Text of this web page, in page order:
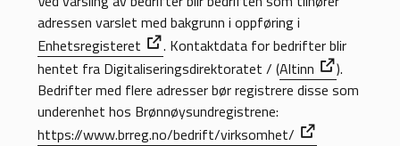
adressen varslet med bakgrunn i oppføring i
Enhetsregisteret
. Kontaktdata for bedrifter blir
hentet fra Digitaliseringsdirektoratet / (Altinn
).
Bedrifter med flere adresser bør registrere disse som
underenhet hos Brønnøysundregistrene:
https://www.brreg.no/bedrift/virksomhet/